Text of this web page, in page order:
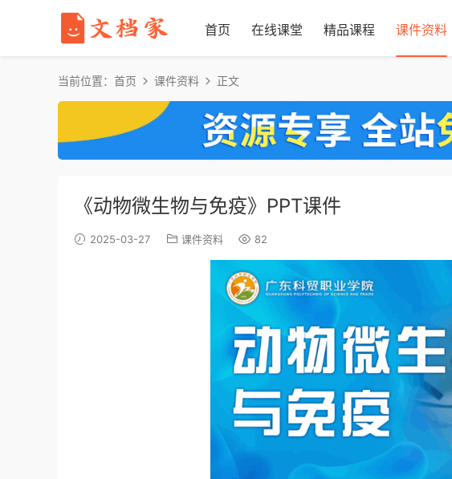
首页 在线课堂 精品课程 课件资料
当前位置： 首页 课件资料 正文
《动物微生物与免疫》PPT课件
2025-03-27 课件资料 82